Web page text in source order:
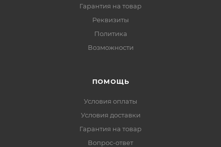
Гарантия на товар
Реквизиты
Политика
Возможности
ПОМОЩЬ
Условия оплаты
Условия доставки
Гарантия на товар
Вопрос-ответ